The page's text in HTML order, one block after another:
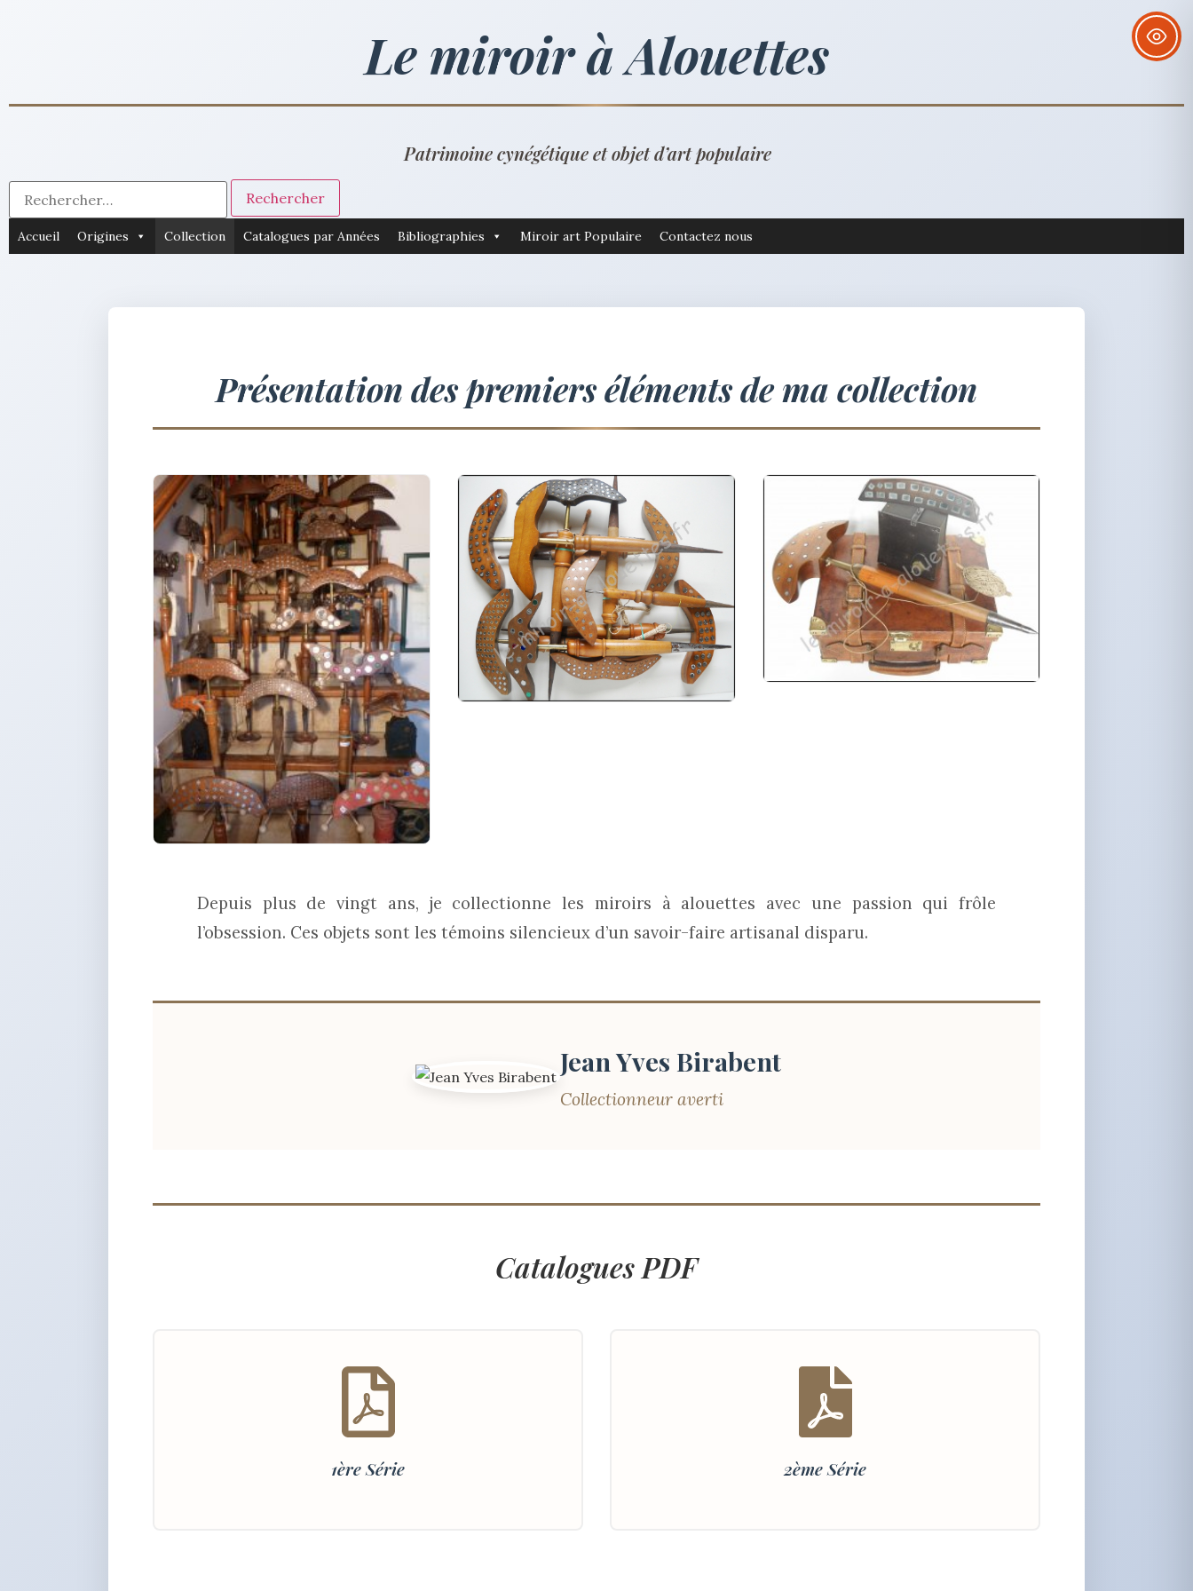
Le miroir à Alouettes
Patrimoine cynégétique et objet d’art populaire
Accueil Origines Collection Catalogues par Années Bibliographies Miroir art Populaire Contactez nous
Présentation des premiers éléments de ma collection
Depuis plus de vingt ans, je collectionne les miroirs à alouettes avec une passion qui frôle
l’obsession. Ces objets sont les témoins silencieux d’un savoir-faire artisanal disparu.
Jean Yves Birabent
Collectionneur averti
Catalogues PDF
1ère Série 2ème Série